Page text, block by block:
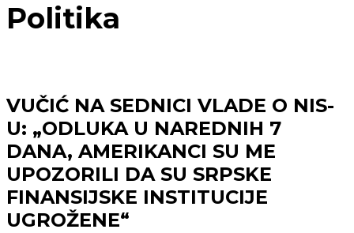
Politika
VUČIĆ NA SEDNICI VLADE O NIS-
U: „ODLUKA U NAREDNIH 7
DANA, AMERIKANCI SU ME
UPOZORILI DA SU SRPSKE
FINANSIJSKE INSTITUCIJE
UGROŽENE“